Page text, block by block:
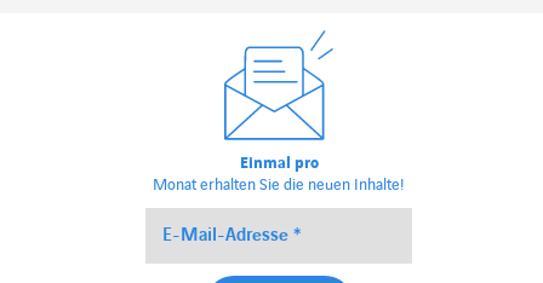
Einmal pro
Monat erhalten Sie die neuen Inhalte!